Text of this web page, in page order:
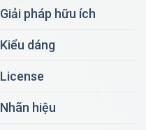
Giải pháp hữu ích
Kiểu dáng
License
Nhãn hiệu